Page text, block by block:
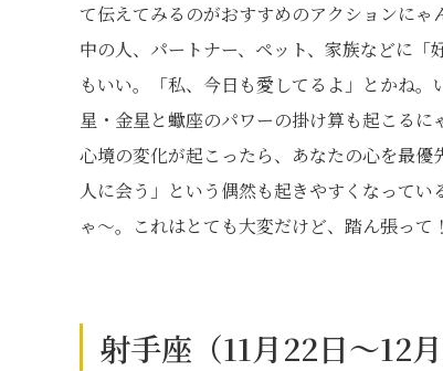
て伝えてみるのがおすすめのアクションに
中の人、パートナー、ペット、家族などに
もいい。「私、今日も愛してるよ」とかね
星・金星と蠍座のパワーの掛け算も起こる
心境の変化が起こったら、あなたの心を最
人に会う」という偶然も起きやすくなって
ゃ〜。これはとても大変だけど、踏ん張って！
射手座（11月22日～12